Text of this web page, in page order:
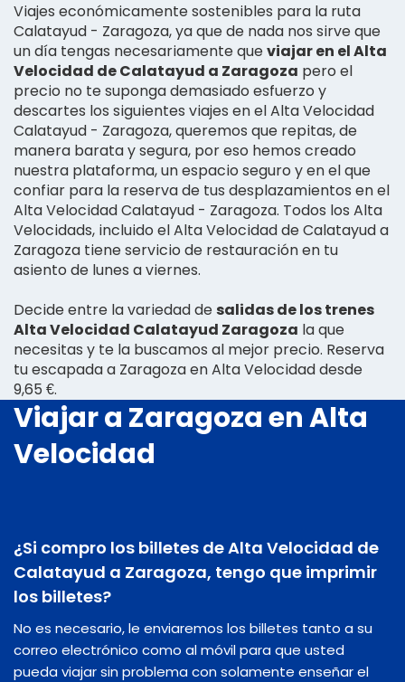
Viajes económicamente sostenibles para la ruta
Calatayud - Zaragoza, ya que de nada nos sirve que
un día tengas necesariamente queviajar en el Alta
Velocidad de Calatayud a Zaragoza pero el
precio no te suponga demasiado esfuerzo y
descartes los siguientes viajes en el Alta Velocidad
Calatayud - Zaragoza, queremos que repitas, de
manera barata y segura, por eso hemos creado
nuestra plataforma, un espacio seguro y en el que
confiar para la reserva de tus desplazamientos en el
Alta Velocidad Calatayud - Zaragoza. Todos los Alta
Velocidads, incluido el Alta Velocidad de Calatayud a
Zaragoza tiene servicio de restauración en tu
asiento de lunes a viernes.
Decide entre la variedad desalidas de los trenes
Alta Velocidad Calatayud Zaragoza la que
necesitas y te la buscamos al mejor precio. Reserva
tu escapada a Zaragoza en Alta Velocidad desde
9,65 €.
Viajar a Zaragoza en Alta
Velocidad
¿Si compro los billetes de Alta Velocidad de
Calatayud a Zaragoza, tengo que imprimir
los billetes?
No es necesario, le enviaremos los billetes tanto a su
correo electrónico como al móvil para que usted
pueda viajar sin problema con solamente enseñar el